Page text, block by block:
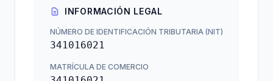
INFORMACIÓN LEGAL
NÚMERO DE IDENTIFICACIÓN TRIBUTARIA (NIT)
341016021
MATRÍCULA DE COMERCIO